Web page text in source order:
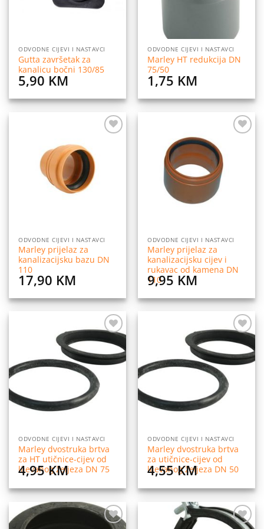
ODVODNE CIJEVI I NASTAVCI
Gutta završetak za
kanalicu bočni 130/85
5,90 KM
ODVODNE CIJEVI I NASTAVCI
Marley HT redukcija DN
75/50
1,75 KM
ODVODNE CIJEVI I NASTAVCI
Marley prijelaz za
kanalizacijsku bazu DN
110
17,90 KM
ODVODNE CIJEVI I NASTAVCI
Marley prijelaz za
kanalizacijsku cijev i
rukavac od kamena DN
110
9,95 KM
Dodaj
listu
želja
ODVODNE CIJEVI I NASTAVCI
Marley dvostruka brtva
za HT utičnice-cijev od
lijevanog željeza DN 75
4,95KM
Dodaj
listu
želja
ODVODNE CIJEVI I NASTAVCI
Marley dvostruka brtva
za utičnice-cijev od
lijevanog željeza DN 50
4,55KM